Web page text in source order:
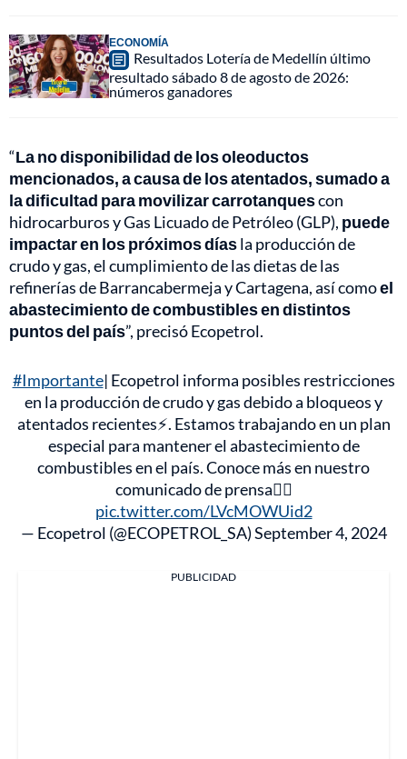
ECONOMÍA
Resultados Lotería de Medellín último
resultado sábado 8 de agosto de 2026:
números ganadores
“La no disponibilidad de los oleoductos
mencionados, a causa de los atentados, sumado a
la dificultad para movilizar carrotanquescon
hidrocarburos y Gas Licuado de Petróleo (GLP), puede
impactar en los próximos díasla producción de
crudo y gas, el cumplimiento de las dietas de las
refinerías de Barrancabermeja y Cartagena, así comoel
abastecimiento de combustibles en distintos
puntos del país”, precisó Ecopetrol.
#Importante| Ecopetrol informa posibles restricciones
en la producción de crudo y gas debido a bloqueos y
atentados recientes⚡. Estamos trabajando en un plan
especial para mantener el abastecimiento de
combustibles en el país. Conoce más en nuestro
comunicado de prensa👇🏻
pic.twitter.com/LVcMOWUid2
— Ecopetrol (@ECOPETROL_SA)September 4, 2024
PUBLICIDAD